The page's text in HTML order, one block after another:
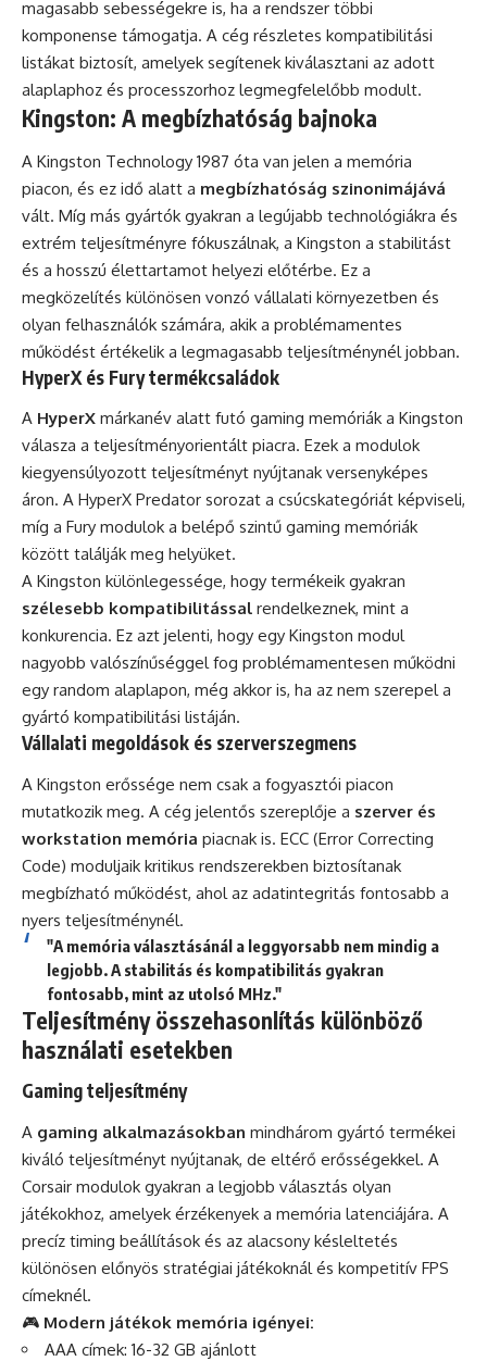
magasabb sebességekre is, ha a rendszer többi
komponense támogatja. A cég részletes kompatibilitási
listákat biztosít, amelyek segítenek kiválasztani az adott
alaplaphoz és processzorhoz legmegfelelőbb modult.
Kingston: A megbízhatóság bajnoka
A Kingston Technology 1987 óta van jelen a memória
piacon, és ez idő alatt a megbízhatóság szinonimájává
vált. Míg más gyártók gyakran a legújabb technológiákra és
extrém teljesítményre fókuszálnak, a Kingston a stabilitást
és a hosszú élettartamot helyezi előtérbe. Ez a
megközelítés különösen vonzó vállalati környezetben és
olyan felhasználók számára, akik a problémamentes
működést értékelik a legmagasabb teljesítménynél jobban.
HyperX és Fury termékcsaládok
A HyperX márkanév alatt futó gaming memóriák a Kingston
válasza a teljesítményorientált piacra. Ezek a modulok
kiegyensúlyozott teljesítményt nyújtanak versenyképes
áron. A HyperX Predator sorozat a csúcskategóriát képviseli,
míg a Fury modulok a belépő szintű gaming memóriák
között találják meg helyüket.
A Kingston különlegessége, hogy termékeik gyakran
szélesebb kompatibilitással rendelkeznek, mint a
konkurencia. Ez azt jelenti, hogy egy Kingston modul
nagyobb valószínűséggel fog problémamentesen működni
egy random alaplapon, még akkor is, ha az nem szerepel a
gyártó kompatibilitási listáján.
Vállalati megoldások és szerverszegmens
A Kingston erőssége nem csak a fogyasztói piacon
mutatkozik meg. A cég jelentős szereplője a szerver és
workstation memória piacnak is. ECC (Error Correcting
Code) moduljaik kritikus rendszerekben biztosítanak
megbízható működést, ahol az adatintegritás fontosabb a
nyers teljesítménynél.
"A memória választásánál a leggyorsabb nem mindig a
legjobb. A stabilitás és kompatibilitás gyakran
fontosabb, mint az utolsó MHz."
Teljesítmény összehasonlítás különböző
használati esetekben
Gaming teljesítmény
A gaming alkalmazásokban mindhárom gyártó termékei
kiváló teljesítményt nyújtanak, de eltérő erősségekkel. A
Corsair modulok gyakran a legjobb választás olyan
játékokhoz, amelyek érzékenyek a memória latenciájára. A
precíz timing beállítások és az alacsony késleltetés
különösen előnyös stratégiai játékoknál és kompetitív FPS
címeknél.
🎮 Modern játékok memória igényei:
AAA címek: 16-32 GB ajánlott